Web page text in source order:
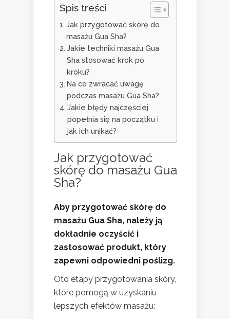
Spis treści
Jak przygotować skórę do
masażu Gua Sha?
Jakie techniki masażu Gua
Sha stosować krok po
kroku?
Na co zwracać uwagę
podczas masażu Gua Sha?
Jakie błędy najczęściej
popełnia się na początku i
jak ich unikać?
Jak przygotować
skórę do masażu Gua
Sha?
Aby przygotować skórę do
masażu Gua Sha, należy ją
dokładnie oczyścić i
zastosować produkt, który
zapewni odpowiedni poślizg.
Oto etapy przygotowania skóry,
które pomogą w uzyskaniu
lepszych efektów masażu: